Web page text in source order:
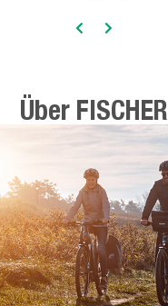
Über FISCHER